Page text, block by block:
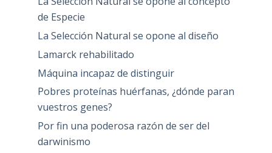
de Especie
La Selección Natural se opone al diseño
Lamarck rehabilitado
Máquina incapaz de distinguir
Pobres proteínas huérfanas, ¿dónde paran
vuestros genes?
Por fin una poderosa razón de ser del
darwinismo